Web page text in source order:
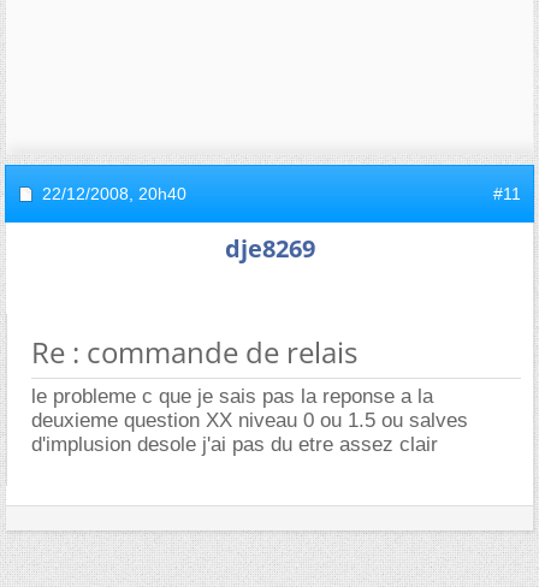
22/12/2008, 20h40 #11
dje8269
Re : commande de relais
le probleme c que je sais pas la reponse a la
deuxieme question XX niveau 0 ou 1.5 ou salves
d'implusion desole j'ai pas du etre assez clair